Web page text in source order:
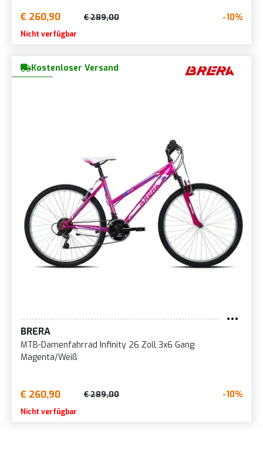
€ 260,90 € 289,00 -10%
Nicht verfügbar
Kostenloser Versand
BRERA
MTB-Damenfahrrad Infinity 26 Zoll 3x6 Gang
Magenta/Weiß
€ 260,90 € 289,00 -10%
Nicht verfügbar